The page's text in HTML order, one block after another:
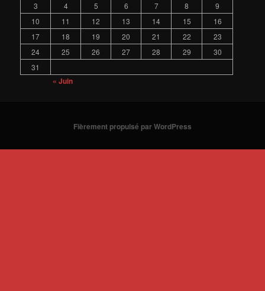
3
4 5 6 7 8
9
10
11 12 13 14 15
16
17
18 19 20 21 22
23
24
25 26 27 28 29
30
31
« Juin
Fièrement propulsé par WordPress